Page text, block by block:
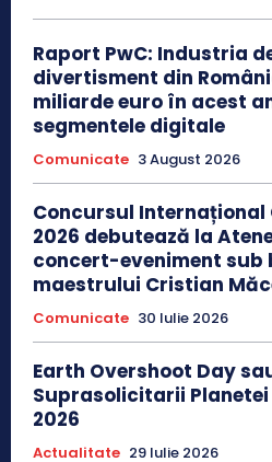
Raport PwC: Industria
divertisment din
miliarde euro în acest
segmentele digitale
Comunicate 3 August 2026
Concursul Internațional
2026 debutează la
concert-eveniment sub
maestrului Cristian
Comunicate 30 Iulie 2026
Earth Overshoot Day
Suprasolicitarii Planetei
2026
Actualitate 29 Iulie 2026